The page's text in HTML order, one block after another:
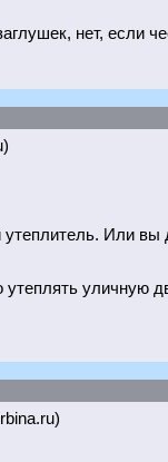
нет, если
Или вы
уличную